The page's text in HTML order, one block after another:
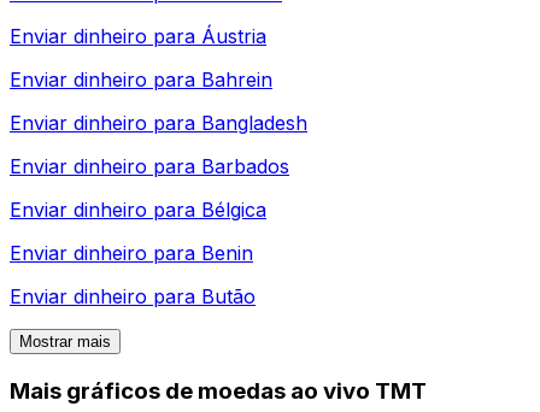
Enviar dinheiro para Áustria
Enviar dinheiro para Bahrein
Enviar dinheiro para Bangladesh
Enviar dinheiro para Barbados
Enviar dinheiro para Bélgica
Enviar dinheiro para Benin
Enviar dinheiro para Butão
Mostrar mais
Mais gráficos de moedas ao vivo TMT